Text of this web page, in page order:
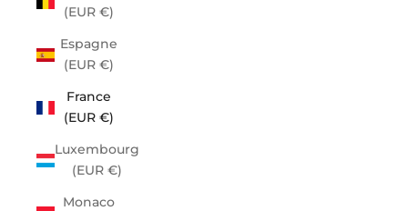
(EUR €)
Espagne
(EUR €)
France
(EUR €)
Luxembourg
(EUR €)
Monaco